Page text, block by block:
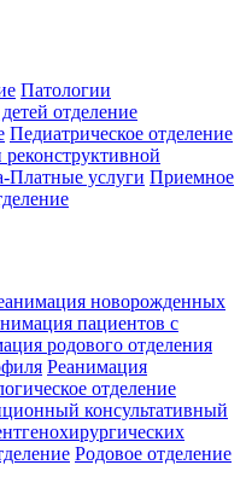
Патологии
отделение
Педиатрическое отделение
Платные услуги Приемное
новорожденных
пациентов с
родового отделения
Реанимация
отделение
консультативный
Родовое отделение